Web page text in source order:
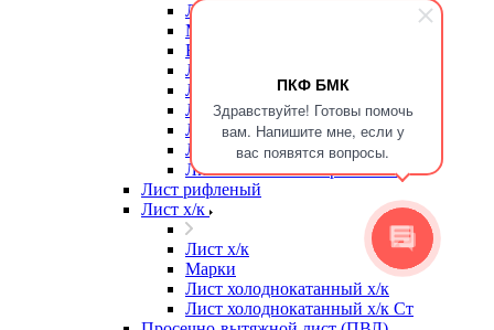
ПКФ БМК
Здравствуйте! Готовы помочь
вам. Напишите мне, если у
вас появятся вопросы.
Лист г/к
Марки
Высокопрочная сталь
Лист г/к
Лист г/к Ст3
Лист г/к износостойкий
Лист г/к конструкционный
Лист г/к мостостроительный
Лист г/к низколегированный
Лист рифленый
Лист х/к
Лист х/к
Марки
Лист холоднокатанный х/к
Лист холоднокатанный х/к Ст